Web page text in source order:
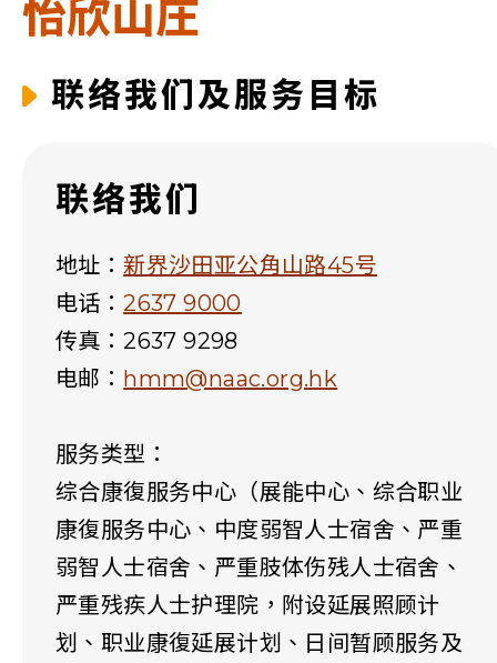
怡欣山庄
联络我们及服务目标
联络我们
地址：新界沙田亚公角山路45号
电话： 2637 9000
传真：2637 9298
电邮： hmm@naac.org.hk
服务类型：
综合康復服务中心（展能中心、综合职业
康復服务中心、中度弱智人士宿舍、严重
弱智人士宿舍、严重肢体伤残人士宿舍、
严重残疾人士护理院，附设延展照顾计
划、职业康復延展计划、日间暂顾服务及